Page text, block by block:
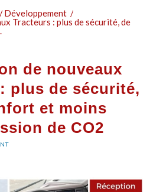
/ Développement /
Tracteurs : plus de sécurité, de
de nouveaux
plus de sécurité,
et moins
de CO2